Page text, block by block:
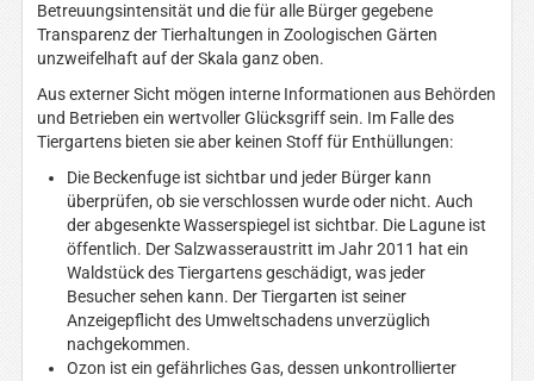
Betreuungsintensität und die für alle Bürger gegebene
Transparenz der Tierhaltungen in Zoologischen Gärten
unzweifelhaft auf der Skala ganz oben.
Aus externer Sicht mögen interne Informationen aus Behörden
und Betrieben ein wertvoller Glücksgriff sein. Im Falle des
Tiergartens bieten sieaber keinen Stoff für Enthüllungen:
Die Beckenfuge ist sichtbar und jeder Bürger kann
überprüfen, ob sie verschlossen wurde oder nicht. Auch
der abgesenkte Wasserspiegel ist sichtbar. Die Lagune ist
öffentlich. Der Salzwasseraustritt im Jahr 2011 hat ein
Waldstück des Tiergartens geschädigt, was jeder
Besucher sehen kann. Der Tiergarten ist seiner
Anzeigepflicht des Umweltschadens unverzüglich
nachgekommen.
Ozon ist ein gefährliches Gas, dessen unkontrollierter